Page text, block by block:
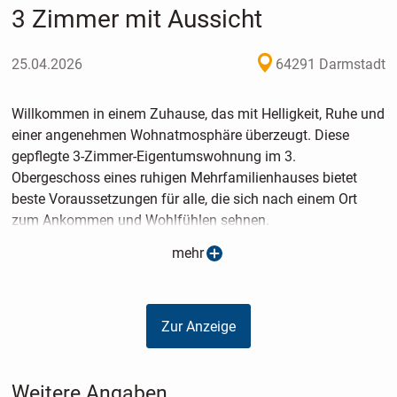
3 Zimmer mit Aussicht
25.04.2026 64291 Darmstadt
Willkommen in einem Zuhause, das mit Helligkeit, Ruhe und
einer angenehmen Wohnatmosphäre überzeugt. Diese
gepflegte 3-Zimmer-Eigentumswohnung im 3.
Obergeschoss eines ruhigen Mehrfamilienhauses bietet
beste Voraussetzungen für alle, die sich nach einem Ort
zum Ankommen und Wohlfühlen sehnen.
Sie erwartet ein durchdachtes Raumkonzept mit
harmonischen Wohngefühl. Das großzügige Wohnzimmer
bildet den Mittelpunkt der Wohnung und lädt dazu ein, den
Alltag hinter sich zu lassen, gemeinsame Zeit zu genießen
schaffen.
mehr
Zur Anzeige